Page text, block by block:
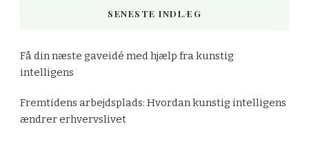
SENESTE INDLÆG
Få din næste gaveidé med hjælp fra kunstig
intelligens
Fremtidens arbejdsplads: Hvordan kunstig intelligens
ændrer erhvervslivet